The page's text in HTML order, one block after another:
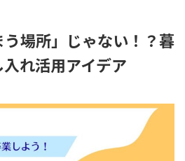
場所」じゃない！？暮
れ活用アイデア